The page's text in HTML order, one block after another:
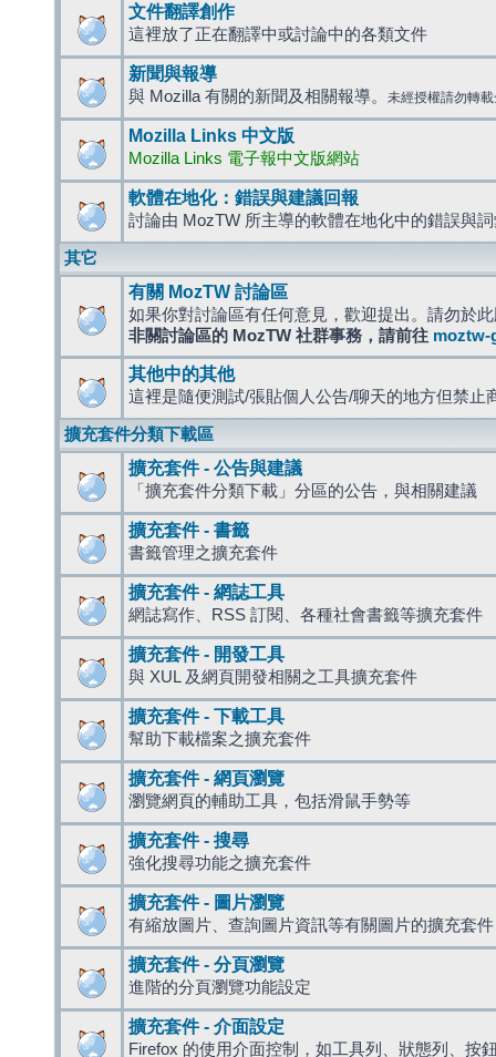
文件翻譯創作
這裡放了正在翻譯中或討論中的各類文件
新聞與報導
與 Mozilla 有關的新聞及相關報導。 未經授權請勿轉
Mozilla Links 中文版
Mozilla Links 電子報中文版網站
軟體在地化：錯誤與建議回報
討論由 MozTW 所主導的軟體在地化中的錯誤與
其它
有關 MozTW 討論區
如果你對討論區有任何意見，歡迎提出。請勿於
非關討論區的 MozTW 社群事務，請前往 moztw-
其他中的其他
這裡是隨便測試/張貼個人公告/聊天的地方但禁止
擴充套件分類下載區
擴充套件 - 公告與建議
「擴充套件分類下載」分區的公告，與相關建議
擴充套件 - 書籤
書籤管理之擴充套件
擴充套件 - 網誌工具
網誌寫作、RSS 訂閱、各種社會書籤等擴充套件
擴充套件 - 開發工具
與 XUL 及網頁開發相關之工具擴充套件
擴充套件 - 下載工具
幫助下載檔案之擴充套件
擴充套件 - 網頁瀏覽
瀏覽網頁的輔助工具，包括滑鼠手勢等
擴充套件 - 搜尋
強化搜尋功能之擴充套件
擴充套件 - 圖片瀏覽
有縮放圖片、查詢圖片資訊等有關圖片的擴充套件
擴充套件 - 分頁瀏覽
進階的分頁瀏覽功能設定
擴充套件 - 介面設定
Firefox 的使用介面控制，如工具列、狀態列、按